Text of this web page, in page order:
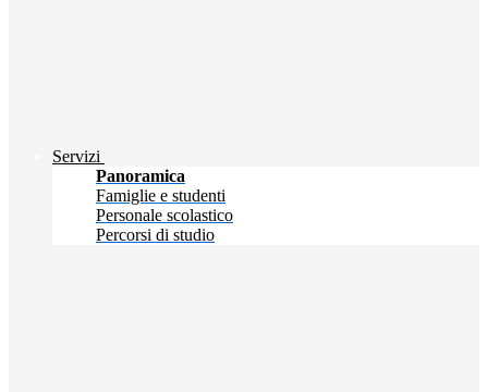
Servizi
Panoramica
Famiglie e studenti
Personale scolastico
Percorsi di studio